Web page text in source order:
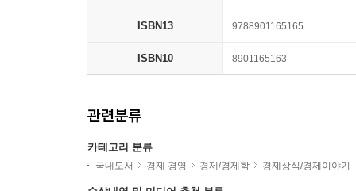
ISBN13 9788901165165
ISBN10 8901165163
관련분류
카테고리 분류
국내도서 경제 경영 경제/경제학 경제상식/경제이야기